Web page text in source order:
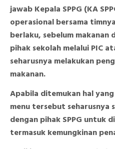
jawab Kepala SPPG (KA
operasional bersama
berlaku, sebelum makanan
pihak sekolah melalui PIC
seharusnya melakukan
makanan.
Apabila ditemukan hal
menu tersebut seharusnya
dengan pihak SPPG untuk
termasuk kemungkinan